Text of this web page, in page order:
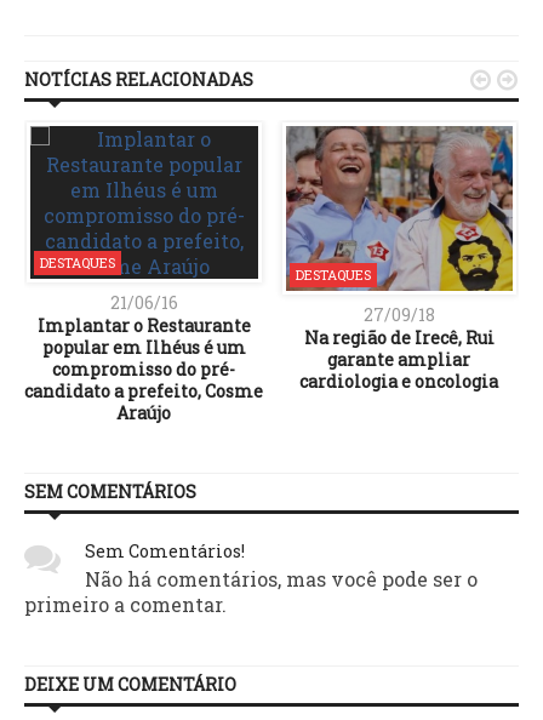
NOTÍCIAS RELACIONADAS
DESTAQUES
21/06/16
Implantar o Restaurante
popular em Ilhéus é um
compromisso do pré-
candidato a prefeito, Cosme
Araújo
DESTAQUES
27/09/18
Na região de Irecê, Rui
garante ampliar
cardiologia e oncologia
 
SEM COMENTÁRIOS
Sem Comentários!
Não há comentários, mas você pode ser o
primeiro a comentar.
DEIXE UM COMENTÁRIO